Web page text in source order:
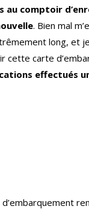
au comptoir
. Bien mal
long, et
cette carte
effectués